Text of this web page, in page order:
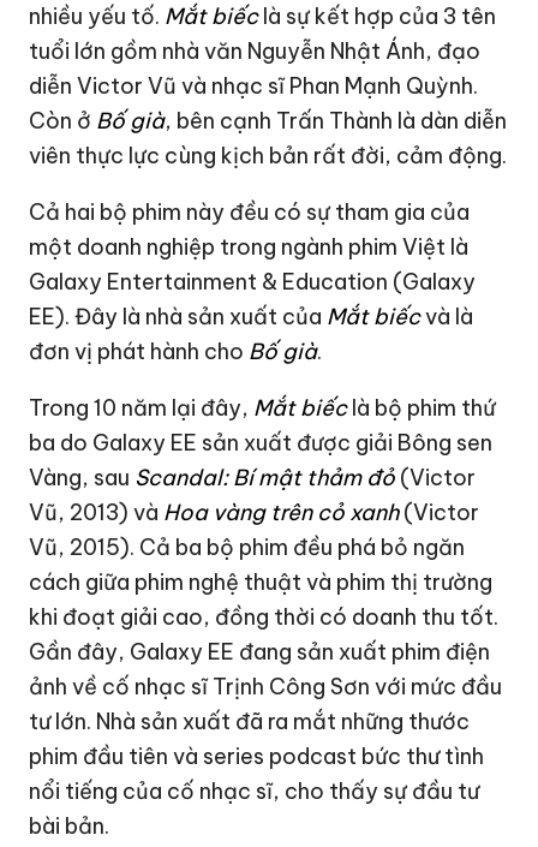
nhiều yếu tố. Mắt biếclà sự kết hợp của 3 tên
tuổi lớn gồm nhà văn Nguyễn Nhật Ánh, đạo
diễn Victor Vũ và nhạc sĩ Phan Mạnh Quỳnh.
Còn ở Bố già, bên cạnh Trấn Thành là dàn diễn
viên thực lực cùng kịch bản rất đời, cảm động.
Cả hai bộ phim này đều có sự tham gia của
một doanh nghiệp trong ngành phim Việt là
Galaxy Entertainment & Education (Galaxy
EE). Đây là nhà sản xuất của Mắt biếcvà là
đơn vị phát hành cho Bố già.
Trong 10 năm lại đây, Mắt biếclà bộ phim thứ
ba do Galaxy EE sản xuất được giải Bông sen
Vàng, sau Scandal: Bímật thảm đỏ (Victor
Vũ, 2013) và Hoa vàng trên cỏ xanh(Victor
Vũ, 2015). Cả ba bộ phim đều phá bỏ ngăn
cách giữa phim nghệ thuật và phim thị trường
khi đoạt giải cao, đồng thời có doanh thu tốt.
Gần đây, Galaxy EE đang sản xuất phim điện
ảnh về cố nhạc sĩ Trịnh Công Sơn với mức đầu
tư lớn. Nhà sản xuất đã ra mắt những thước
phim đầu tiên và series podcast bức thư tình
nổi tiếng của cố nhạc sĩ, cho thấy sự đầu tư
bài bản.